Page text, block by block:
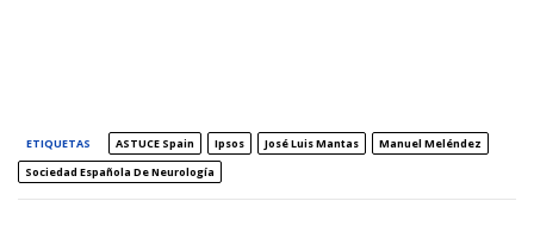
ETIQUETAS ASTUCE Spain Ipsos José Luis Mantas
Manuel Meléndez
Sociedad Española De Neurología